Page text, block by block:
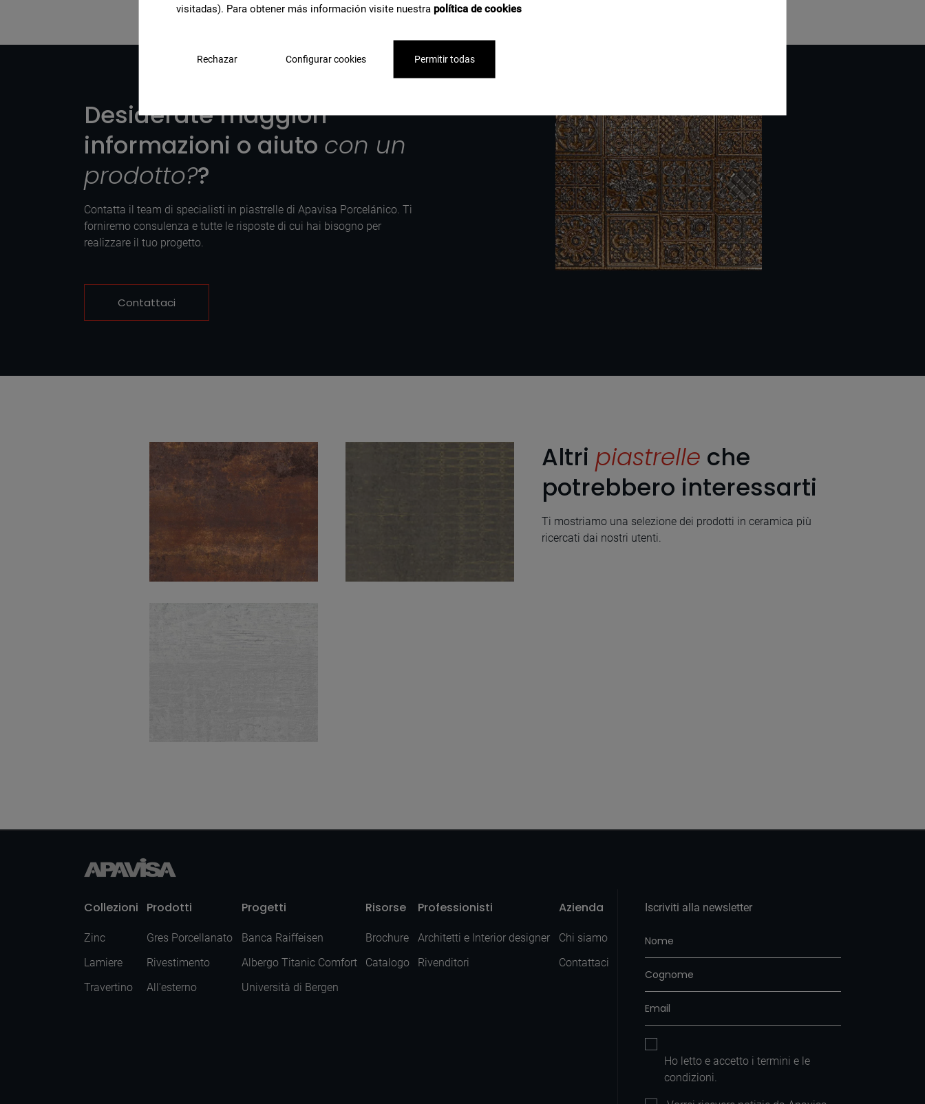
Desiderate maggiori
informazioni o aiuto con un
prodotto??
Contatta il team di specialisti in piastrelle di Apavisa Porcelánico. Ti
forniremo consulenza e tutte le risposte di cui hai bisogno per
realizzare il tuo progetto.
Contattaci
Corten Copper
Natural 30X60
Altri piastrelle che
potrebbero interessarti
Ti mostriamo una selezione dei prodotti in ceramica più
ricercati dai nostri utenti.
Collezioni
Zinc
Lamiere
Travertino
Prodotti
Gres Porcellanato
Rivestimento
All'esterno
Progetti
Banca Raiffeisen
Albergo Titanic Comfort
Università di Bergen
Risorse
Brochure
Catalogo
Professionisti
Architetti e Interior designer
Rivenditori
Azienda
Chi siamo
Contattaci
Iscriviti alla newsletter
Ho letto e accetto i termini e le
condizioni.
visitadas). Para obtener más información visite nuestra política de cookies
Rechazar Configurar cookies Permitir todas